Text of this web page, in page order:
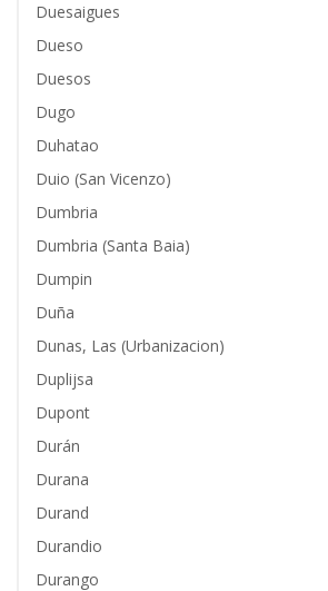
Duesaigues
Dueso
Duesos
Dugo
Duhatao
Duio (San Vicenzo)
Dumbria
Dumbria (Santa Baia)
Dumpin
Duña
Dunas, Las (Urbanizacion)
Duplijsa
Dupont
Durán
Durana
Durand
Durandio
Durango